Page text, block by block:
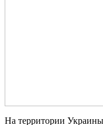
На территории